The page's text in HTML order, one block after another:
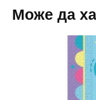
Може да